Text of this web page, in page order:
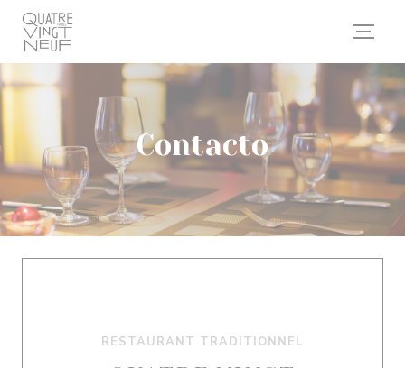
Personalización de sus opciones de cookies
Contacto
RESTAURANT TRADITIONNEL